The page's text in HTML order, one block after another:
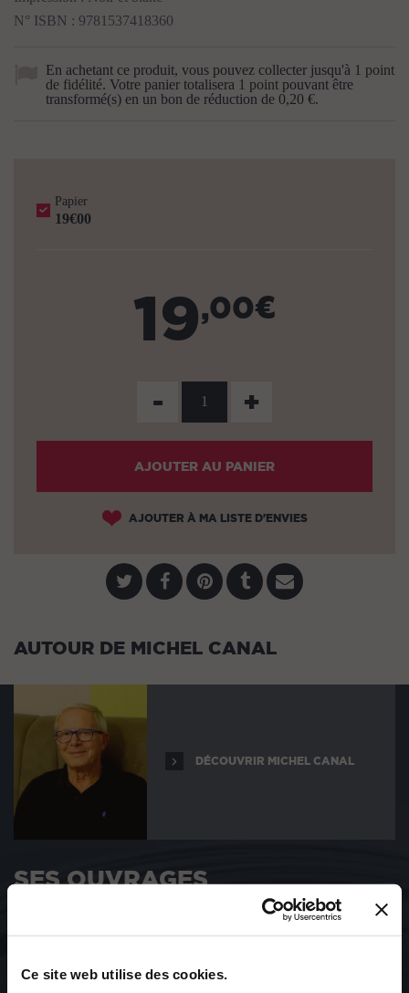
Ce site web utilise des cookies.
N° ISBN : 9781537418360
En achetant ce produit, vous pouvez collecter jusqu'à 1 point
de fidélité. Votre panier totalisera 1 point pouvant être
transformé(s) en un bon de réduction de 0,20 €.
Papier
19€00
19,00€
- +
AJOUTER AU PANIER
AJOUTER À MA LISTE D'ENVIES
AUTOUR DE MICHEL CANAL
DÉCOUVRIR MICHEL CANAL
SES OUVRAGES